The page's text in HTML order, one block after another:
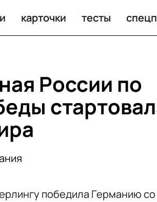
карточки тесты
России по
победила Германию